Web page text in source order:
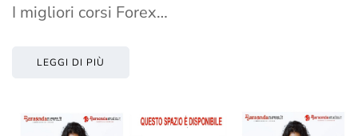
I migliori corsi Forex…
LEGGI DI PIÙ